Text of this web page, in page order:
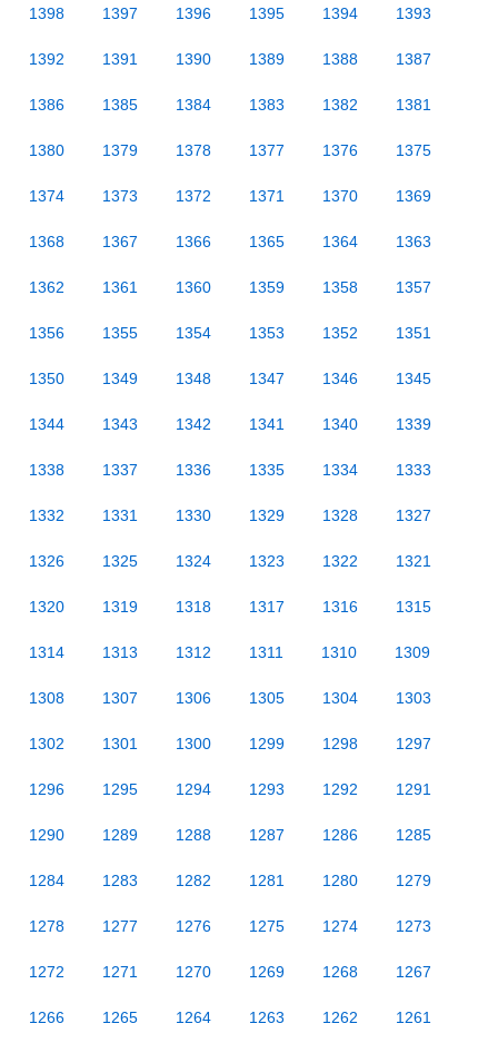
1398 1397 1396 1395 1394 1393
1392 1391 1390 1389 1388 1387
1386 1385 1384 1383 1382 1381
1380 1379 1378 1377 1376 1375
1374 1373 1372 1371 1370 1369
1368 1367 1366 1365 1364 1363
1362 1361 1360 1359 1358 1357
1356 1355 1354 1353 1352 1351
1350 1349 1348 1347 1346 1345
1344 1343 1342 1341 1340 1339
1338 1337 1336 1335 1334 1333
1332 1331 1330 1329 1328 1327
1326 1325 1324 1323 1322 1321
1320 1319 1318 1317 1316 1315
1314 1313 1312 1311 1310 1309
1308 1307 1306 1305 1304 1303
1302 1301 1300 1299 1298 1297
1296 1295 1294 1293 1292 1291
1290 1289 1288 1287 1286 1285
1284 1283 1282 1281 1280 1279
1278 1277 1276 1275 1274 1273
1272 1271 1270 1269 1268 1267
1266 1265 1264 1263 1262 1261